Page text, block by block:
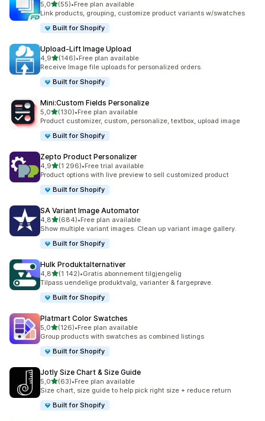
5,0av 5 stjerner
(55)
Totalt 55 omtaler
•Free plan available
Link products, grouping, customize product variants w/swatches
Built for Shopify
Upload‑Lift Image Upload
4,9av 5 stjerner
(146)
Totalt 146 omtaler
•Free plan available
Receive Image file uploads for personalized orders.
Built for Shopify
Mini:Custom Fields Personalize
5,0av 5 stjerner
(130)
Totalt 130 omtaler
•Free plan available
Product customizer, custom, personalize, textbox, upload image
Built for Shopify
Zepto Product Personalizer
4,9av 5 stjerner
(1 296)
Totalt 1296 omtaler
•Free trial available
Product options with live preview to sell customized product
Built for Shopify
SA Variant Image Automator
4,8av 5 stjerner
(684)
Totalt 684 omtaler
•Free plan available
Show multiple variant images. Clean up variant image gallery.
Built for Shopify
Hulk Produktalternativer
4,8av 5 stjerner
(1 142)
Totalt 1142 omtaler
•Gratis abonnement tilgjengelig
Tilpass uendelige produktvalg, varianter & fargeprøve.
Built for Shopify
Platmart Color Swatches
5,0av 5 stjerner
(126)
Totalt 126 omtaler
•Free plan available
Group products with swatches as combined listings
Built for Shopify
Jotly Size Chart & Size Guide
5,0av 5 stjerner
(63)
Totalt 63 omtaler
•Free plan available
Size chart, size guide to help pick right size + reduce return
Built for Shopify